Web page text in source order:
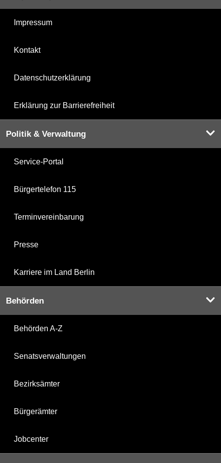
Impressum
Kontakt
Datenschutzerklärung
Erklärung zur Barrierefreiheit
Politik & Verwaltung
Service-Portal
Bürgertelefon 115
Terminvereinbarung
Presse
Karriere im Land Berlin
Behörden
Behörden A-Z
Senatsverwaltungen
Bezirksämter
Bürgerämter
Jobcenter